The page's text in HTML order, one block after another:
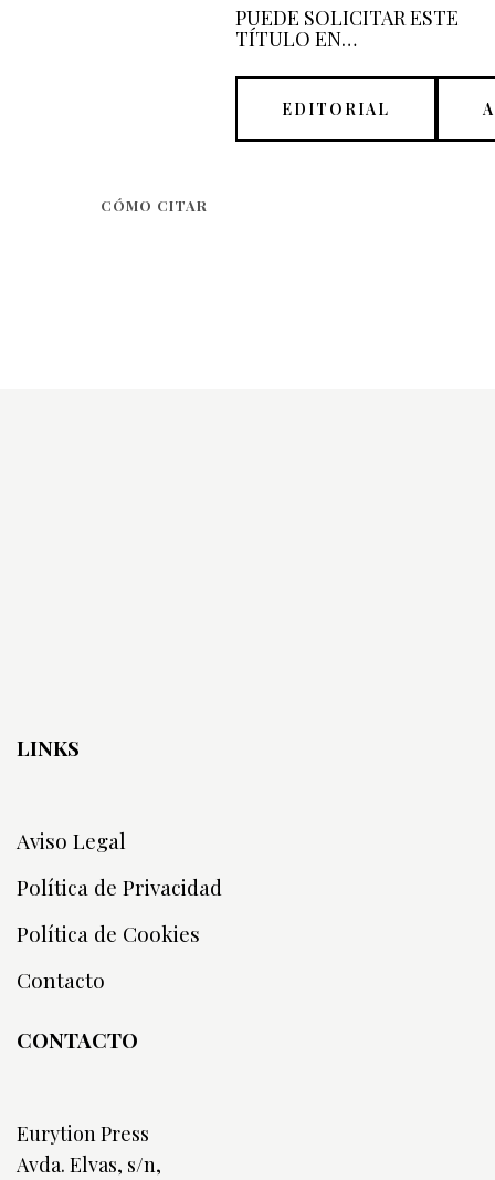
PUEDE SOLICITAR ESTE
TÍTULO EN…
EDITORIAL
CÓMO CITAR
LINKS
Aviso Legal
Política de Privacidad
Política de Cookies
Contacto
CONTACTO
Eurytion Press
Avda. Elvas, s/n,